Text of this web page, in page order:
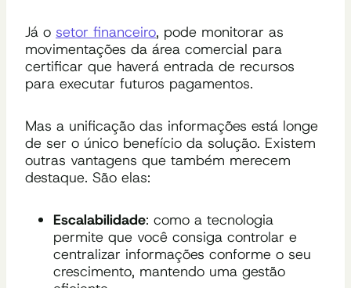
Já o setor financeiro, pode monitorar as
movimentações da área comercial para
certificar que haverá entrada de recursos
para executar futuros pagamentos.
Mas a unificação das informações está longe
de ser o único benefício da solução. Existem
outras vantagens que também merecem
destaque. São elas:
Escalabilidade: como a tecnologia
permite que você consiga controlar e
centralizar informações conforme o seu
crescimento, mantendo uma gestão